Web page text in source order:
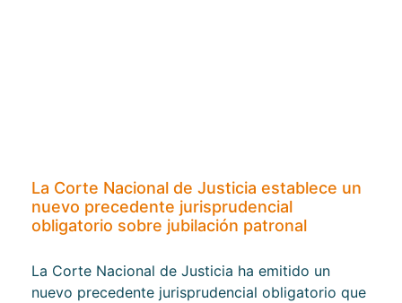
La Corte Nacional de Justicia establece un
nuevo precedente jurisprudencial
obligatorio sobre jubilación patronal
La Corte Nacional de Justicia ha emitido un
nuevo precedente jurisprudencial obligatorio que